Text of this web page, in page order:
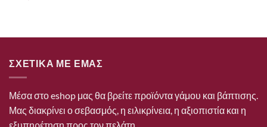
ΣΧΕΤΙΚΑ ΜΕ ΕΜΑΣ
Μέσα στο eshop μας θα βρείτε προϊόντα γάμου και βάπτισης.
Μας διακρίνει ο σεβασμός, η ειλικρίνεια, η αξιοπιστία και η